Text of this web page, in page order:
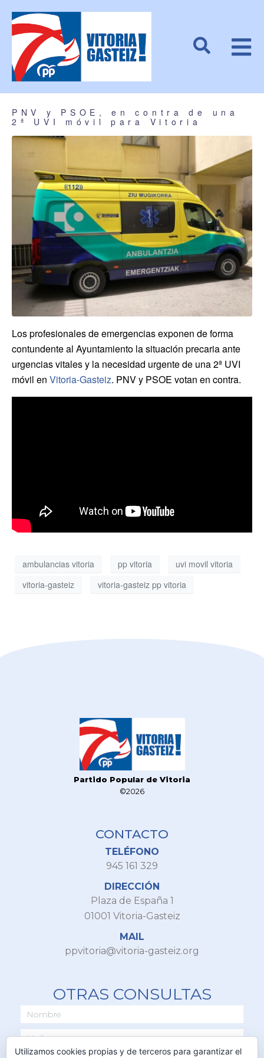
PNV y PSOE, en contra de una
2ª UVI móvil para Vitoria
Los profesionales de emergencias exponen de forma
contundente al Ayuntamiento la situación precaria ante
urgencias vitales y la necesidad urgente de una 2ª UVI
móvil en Vitoria-Gasteiz. PNV y PSOE votan en contra.
ambulancias vitoria pp vitoria
uvi movil vitoria
vitoria-gasteiz
vitoria-gasteiz pp vitoria
Partido Popular de Vitoria
©2026
CONTACTO
TELÉFONO
945 161 329
DIRECCIÓN
Plaza de España 1
01001 Vitoria-Gasteiz
MAIL
ppvitoria@vitoria-gasteiz.org
OTRAS CONSULTAS
Utilizamos cookies propias y de terceros para garantizar el